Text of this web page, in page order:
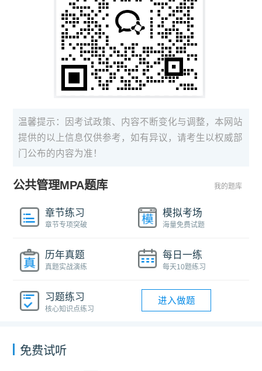
温馨提示：因考试政策、内容不断变化与调整，本网站
提供的以上信息仅供参考，如有异议，请考生以权威部
门公布的内容为准！
公共管理MPA题库 我的题库
章节练习
章节专项突破
模拟考场
海量免费试题
历年真题
真题实战演练
每日一练
每天10题练习
习题练习
核心知识点练习
进入做题
免费试听